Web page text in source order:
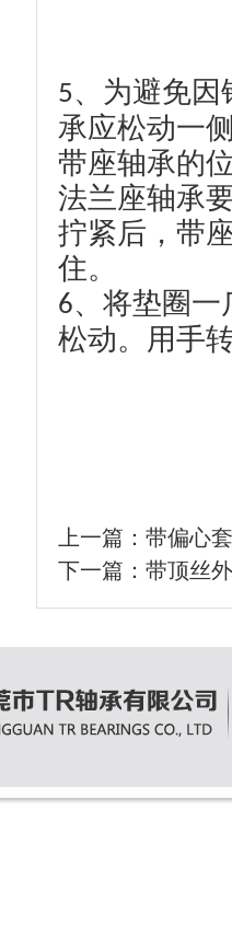
5、为避免
承应松动一
带座轴承的
法兰座轴承
拧紧后，带
住。
6、将垫圈
松动。用手
上一篇： 带偏心
下一篇： 带顶丝